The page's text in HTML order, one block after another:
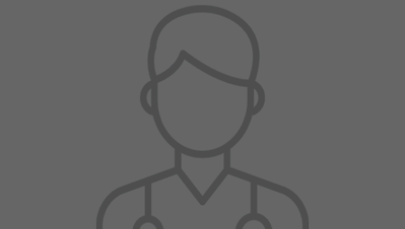
Unidad de Cuidado Crítico Especializado (UCI)